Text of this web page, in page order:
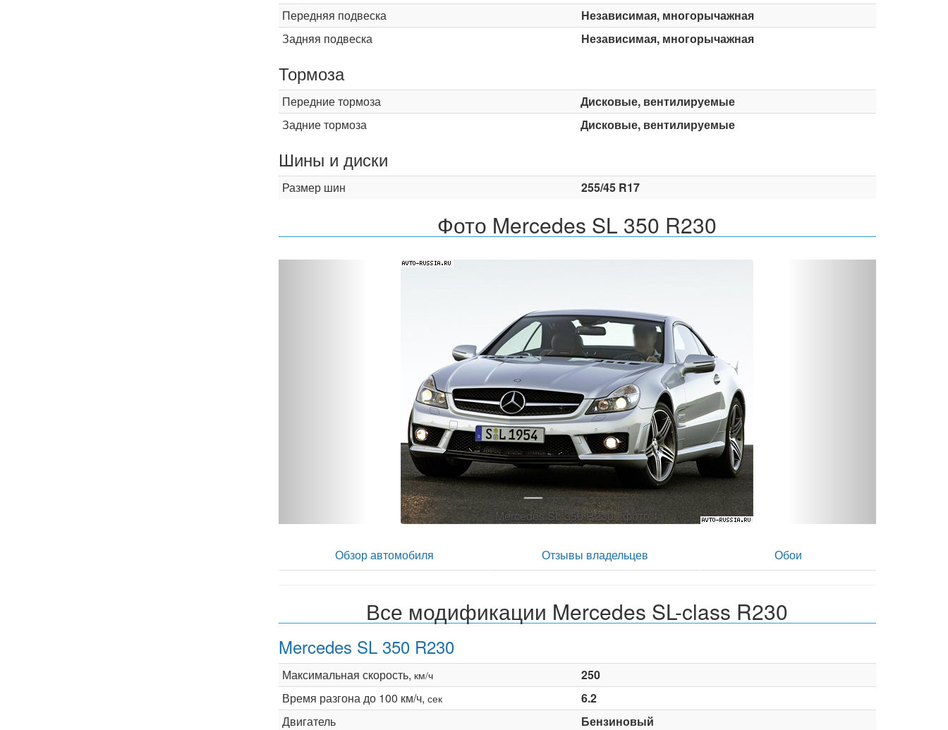
Передняя подвеска
Независимая, многорычажная
Задняя подвеска
Независимая, многорычажная
Тормоза
Передние тормоза
Дисковые, вентилируемые
Задние тормоза
Дисковые, вентилируемые
Шины и диски
Размер шин 255/45 R17
Фото Mercedes SL 350 R230
Mercedes SL 350 R230 - фото 2
Обзор автомобиля Отзывы владельцев Обои
Все модификации Mercedes SL-class R230
Mercedes SL 350 R230
Максимальная скорость, км/ч
250
Время разгона до 100 км/ч, сек
6.2
Двигатель
Бензиновый